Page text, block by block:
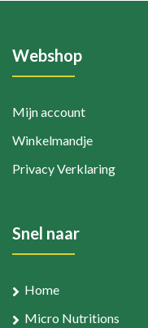
Webshop
Mijn account
Winkelmandje
Privacy Verklaring
Snel naar
Home
Micro Nutritions